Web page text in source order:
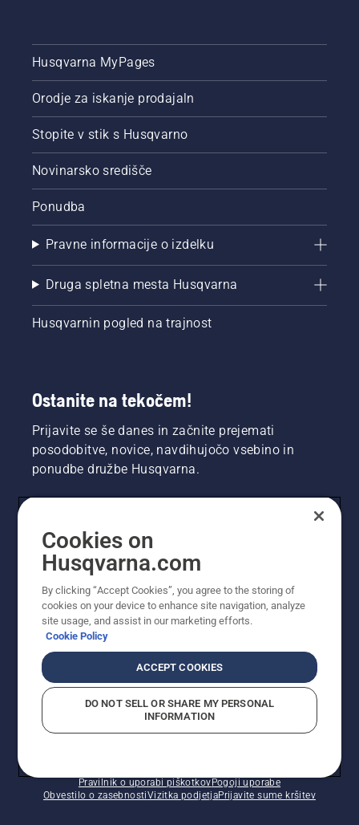
Husqvarna MyPages
Orodje za iskanje prodajaln
Stopite v stik s Husqvarno
Novinarsko središče
Ponudba
Pravne informacije o izdelku
Druga spletna mesta Husqvarna
Husqvarnin pogled na trajnost
Ostanite na tekočem!
Prijavite se še danes in začnite prejemati
posodobitve, novice, navdihujočo vsebino in
ponudbe družbe Husqvarna.
Pravilnik o uporabi piškotkovPogoji uporabe
Obvestilo o zasebnostiVizitka podjetjaPrijavite sume kršitev
Cookies on
Husqvarna.com
By clicking “Accept Cookies”, you agree to the storing of
cookies on your device to enhance site navigation, analyze
site usage, and assist in our marketing efforts.
Cookie Policy
ACCEPT COOKIES
DO NOT SELL OR SHARE MY PERSONAL
INFORMATION